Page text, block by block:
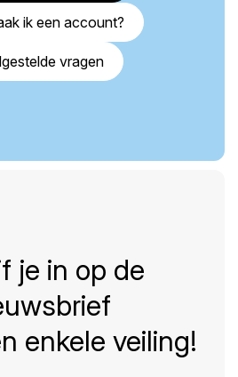
ik een account?
vragen
je in op de
enkele veiling!